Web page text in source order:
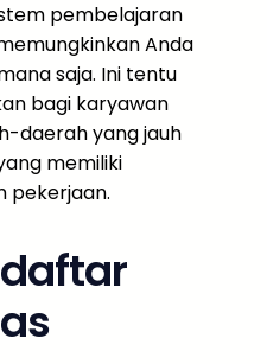
pembelajaran
Anda
saja. Ini tentu
bagi karyawan
daerah yang jauh
memiliki
pekerjaan.